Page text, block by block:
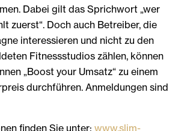
Dabei gilt das Sprichwort „wer
zuerst“. Doch auch Betreiber, die
interessieren und nicht zu den
Fitnessstudios zählen, können
„Boost your Umsatz“ zu einem
durchführen. Anmeldungen sind
finden Sie unter: www.slim-